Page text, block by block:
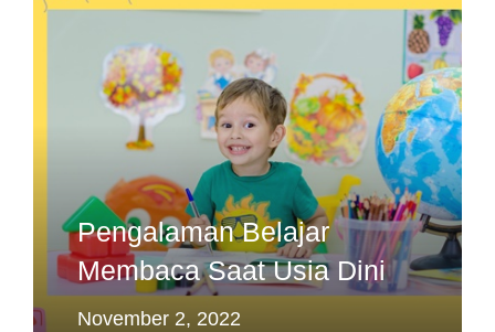
Pengalaman Belajar
Membaca Saat Usia Dini
November 2, 2022